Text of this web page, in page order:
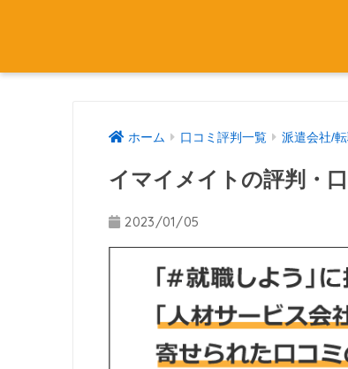
ホーム 口コミ評判一覧 派遣会社/
イマイメイトの評判・
2023/01/05